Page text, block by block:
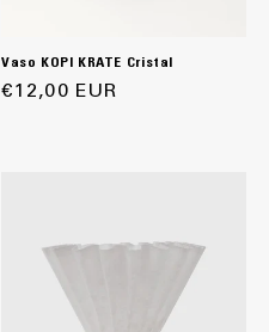
Vaso KOPI KRATE Cristal
Precio
€12,00 EUR